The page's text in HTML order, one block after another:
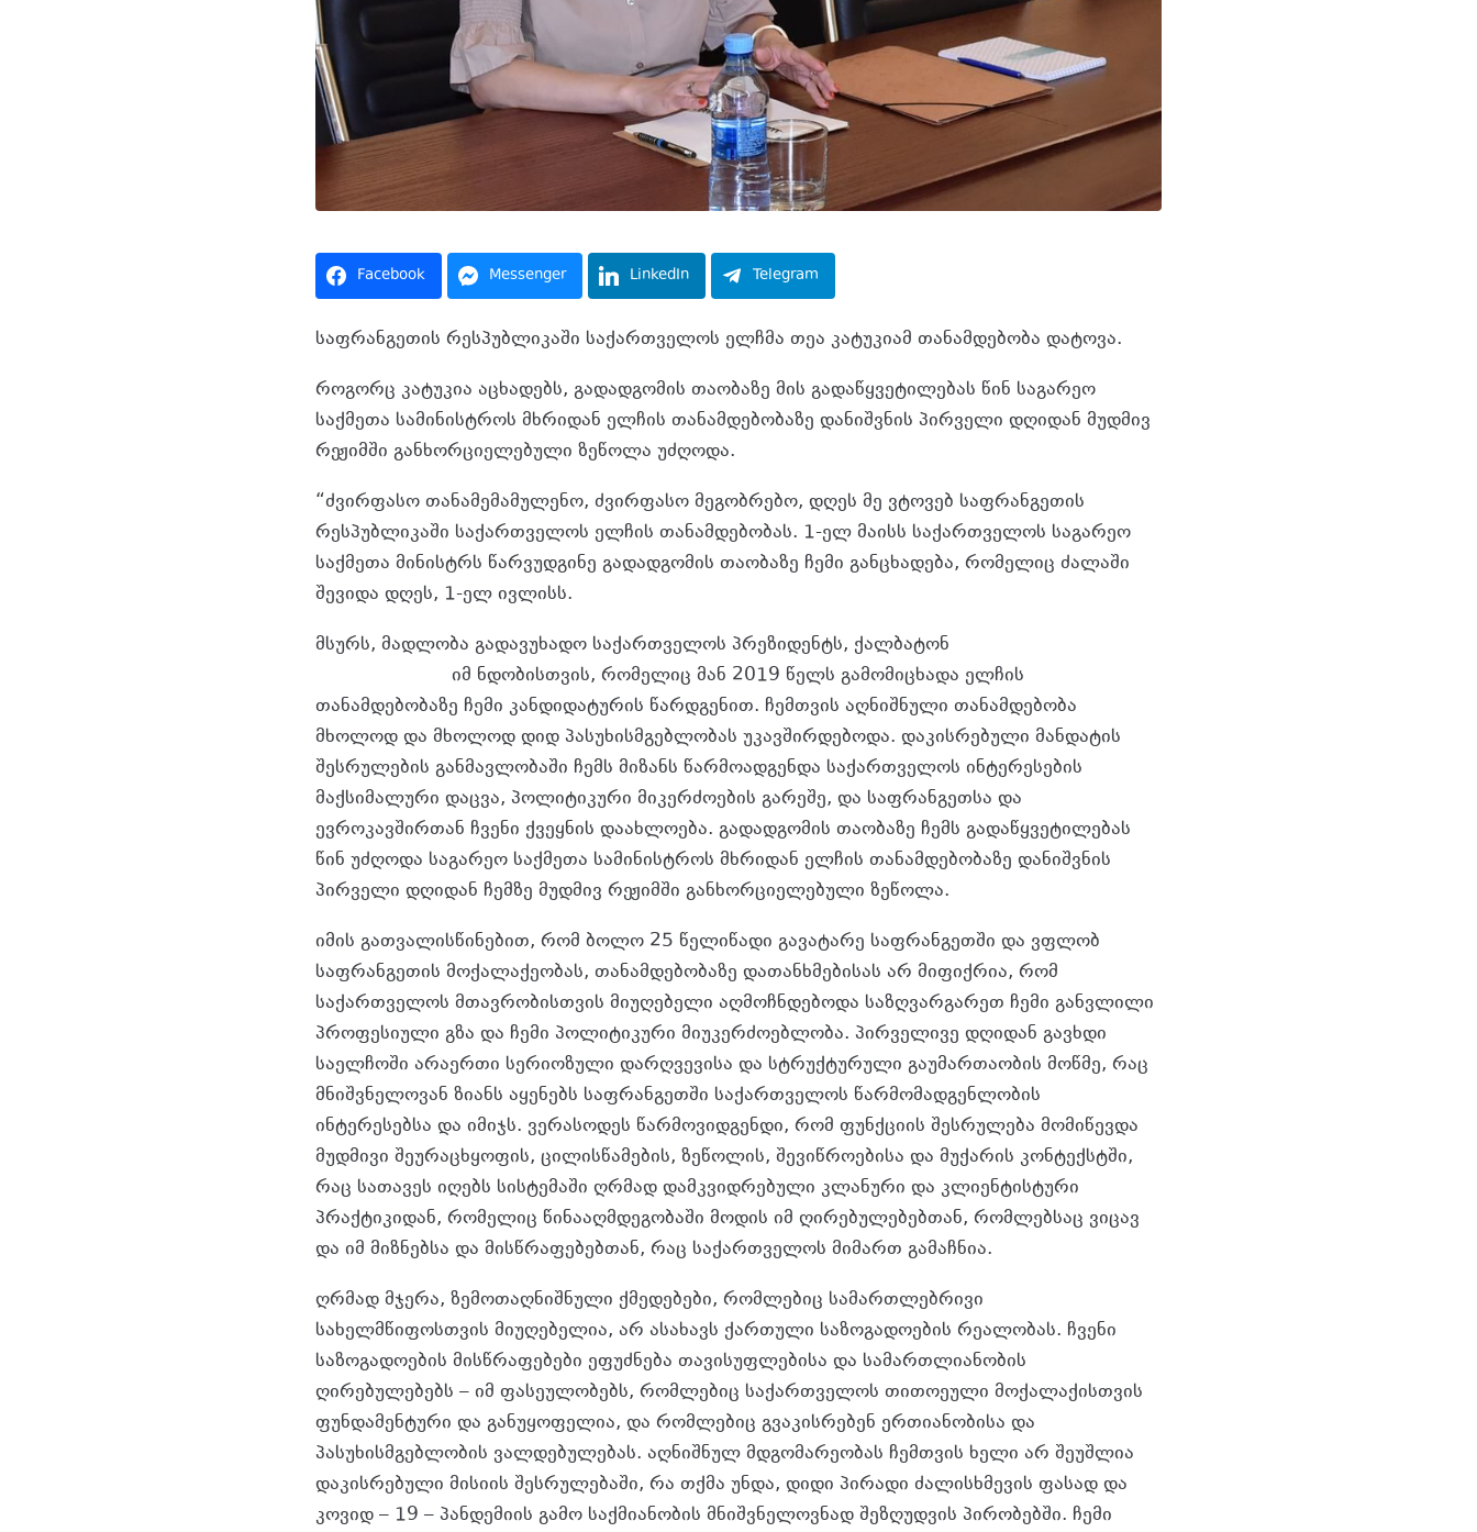
Facebook Messenger LinkedIn Telegram
საფრანგეთის რესპუბლიკაში საქართველოს ელჩმა თეა კატუკიამ თანამდებობა დატოვა.
როგორც კატუკია აცხადებს, გადადგომის თაობაზე მის გადაწყვეტილებას წინ საგარეო
საქმეთა სამინისტროს მხრიდან ელჩის თანამდებობაზე დანიშვნის პირველი დღიდან მუდმივ
რეჟიმში განხორციელებული ზეწოლა უძღოდა.
“ძვირფასო თანამემამულენო, ძვირფასო მეგობრებო, დღეს მე ვტოვებ საფრანგეთის
რესპუბლიკაში საქართველოს ელჩის თანამდებობას. 1-ელ მაისს საქართველოს საგარეო
საქმეთა მინისტრს წარვუდგინე გადადგომის თაობაზე ჩემი განცხადება, რომელიც ძალაში
შევიდა დღეს, 1-ელ ივლისს.
მსურს, მადლობა გადავუხადო საქართველოს პრეზიდენტს, ქალბატონ
იმ ნდობისთვის, რომელიც მან 2019 წელს გამომიცხადა ელჩის
თანამდებობაზე ჩემი კანდიდატურის წარდგენით. ჩემთვის აღნიშნული თანამდებობა
მხოლოდ და მხოლოდ დიდ პასუხისმგებლობას უკავშირდებოდა. დაკისრებული მანდატის
შესრულების განმავლობაში ჩემს მიზანს წარმოადგენდა საქართველოს ინტერესების
მაქსიმალური დაცვა, პოლიტიკური მიკერძოების გარეშე, და საფრანგეთსა და
ევროკავშირთან ჩვენი ქვეყნის დაახლოება. გადადგომის თაობაზე ჩემს გადაწყვეტილებას
წინ უძღოდა საგარეო საქმეთა სამინისტროს მხრიდან ელჩის თანამდებობაზე დანიშვნის
პირველი დღიდან ჩემზე მუდმივ რეჟიმში განხორციელებული ზეწოლა.
იმის გათვალისწინებით, რომ ბოლო 25 წელიწადი გავატარე საფრანგეთში და ვფლობ
საფრანგეთის მოქალაქეობას, თანამდებობაზე დათანხმებისას არ მიფიქრია, რომ
საქართველოს მთავრობისთვის მიუღებელი აღმოჩნდებოდა საზღვარგარეთ ჩემი განვლილი
პროფესიული გზა და ჩემი პოლიტიკური მიუკერძოებლობა. პირველივე დღიდან გავხდი
საელჩოში არაერთი სერიოზული დარღვევისა და სტრუქტურული გაუმართაობის მოწმე, რაც
მნიშვნელოვან ზიანს აყენებს საფრანგეთში საქართველოს წარმომადგენლობის
ინტერესებსა და იმიჯს. ვერასოდეს წარმოვიდგენდი, რომ ფუნქციის შესრულება მომიწევდა
მუდმივი შეურაცხყოფის, ცილისწამების, ზეწოლის, შევიწროებისა და მუქარის კონტექსტში,
რაც სათავეს იღებს სისტემაში ღრმად დამკვიდრებული კლანური და კლიენტისტური
პრაქტიკიდან, რომელიც წინააღმდეგობაში მოდის იმ ღირებულებებთან, რომლებსაც ვიცავ
და იმ მიზნებსა და მისწრაფებებთან, რაც საქართველოს მიმართ გამაჩნია.
ღრმად მჯერა, ზემოთაღნიშნული ქმედებები, რომლებიც სამართლებრივი
სახელმწიფოსთვის მიუღებელია, არ ასახავს ქართული საზოგადოების რეალობას. ჩვენი
საზოგადოების მისწრაფებები ეფუძნება თავისუფლებისა და სამართლიანობის
ღირებულებებს – იმ ფასეულობებს, რომლებიც საქართველოს თითოეული მოქალაქისთვის
ფუნდამენტური და განუყოფელია, და რომლებიც გვაკისრებენ ერთიანობისა და
პასუხისმგებლობის ვალდებულებას. აღნიშნულ მდგომარეობას ჩემთვის ხელი არ შეუშლია
დაკისრებული მისიის შესრულებაში, რა თქმა უნდა, დიდი პირადი ძალისხმევის ფასად და
კოვიდ – 19 – პანდემიის გამო საქმიანობის მნიშვნელოვნად შეზღუდვის პირობებში. ჩემი